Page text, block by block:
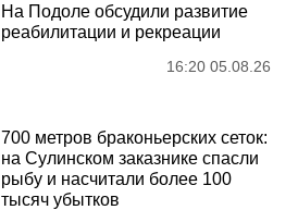
На Подоле обсудили развитие
реабилитации и рекреации
16:20 05.08.26
700 метров браконьерских сеток:
на Сулинском заказнике спасли
рыбу и насчитали более 100
тысяч убытков